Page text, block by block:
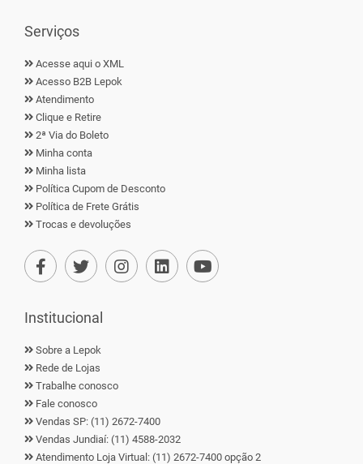
Serviços
Acesse aqui o XML
Acesso B2B Lepok
Atendimento
Clique e Retire
2ª Via do Boleto
Minha conta
Minha lista
Política Cupom de Desconto
Política de Frete Grátis
Trocas e devoluções
Institucional
Sobre a Lepok
Rede de Lojas
Trabalhe conosco
Fale conosco
Vendas SP: (11) 2672-7400
Vendas Jundiaí: (11) 4588-2032
Atendimento Loja Virtual: (11) 2672-7400 opção 2